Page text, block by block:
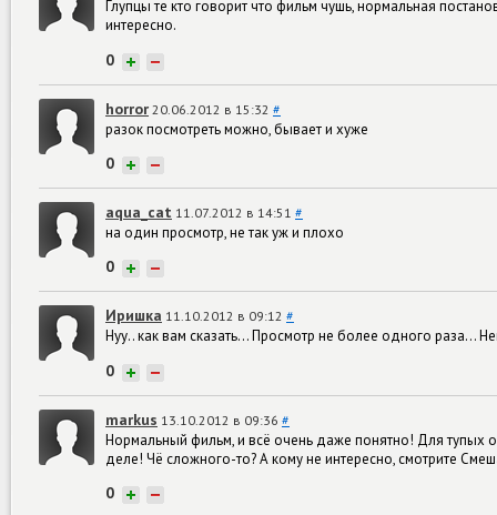
Глупцы те кто говорит что фильм чушь, нормальная
интересно.
0 + −
horror 20.06.2012 в 15:32 #
разок посмотреть можно, бывает и хуже
0 + −
aqua_cat 11.07.2012 в 14:51 #
на один просмотр, не так уж и плохо
0 + −
Иришка 11.10.2012 в 09:12 #
Нуу.. как вам сказать... Просмотр не более одного раза...
0 + −
markus 13.10.2012 в 09:36 #
Нормальный фильм, и всё очень даже понятно! Для тупых
деле! Чё сложного-то? А кому не интересно, смотрите
0 + −